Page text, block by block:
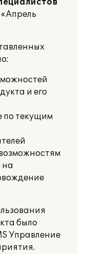
и его
по текущим
на
было
Управление